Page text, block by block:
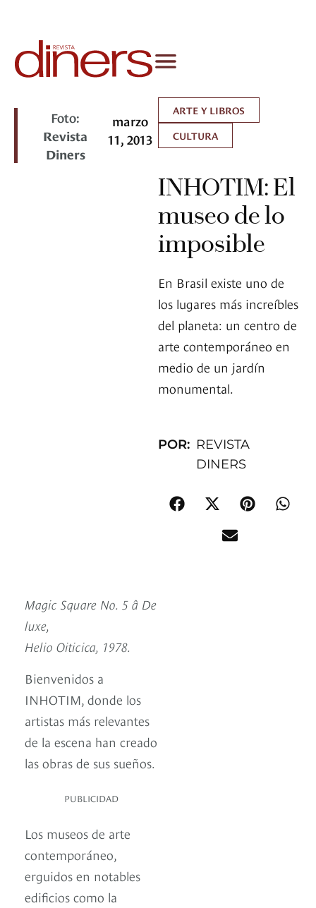
Foto:
Revista
Diners
marzo
11, 2013
ARTE Y LIBROS
CULTURA
INHOTIM: El
museo de lo
imposible
En Brasil existe uno de
los lugares más increíbles
del planeta: un centro de
arte contemporáneo en
medio de un jardín
monumental.
POR: REVISTA
DINERS
Magic Square No. 5 â De
luxe,
Helio Oiticica, 1978.
Bienvenidos a
INHOTIM, donde los
artistas más relevantes
de la escena han creado
las obras de sus sueños.
PUBLICIDAD
Los museos de arte
contemporáneo,
erguidos en notables
edificios como la